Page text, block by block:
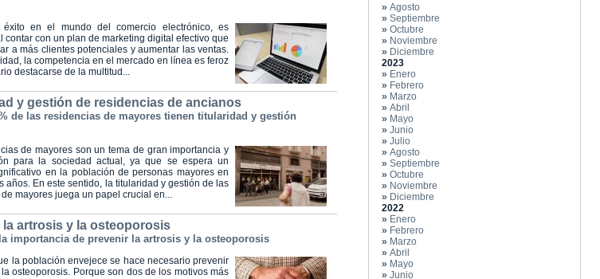
éxito en el mundo del comercio electrónico, es
contar con un plan de marketing digital efectivo que
a más clientes potenciales y aumentar las ventas.
la competencia en el mercado en línea es feroz
destacarse de la multitud...
y gestión de residencias de ancianos
de las residencias de mayores tienen titularidad y gestión
de mayores son un tema de gran importancia y
para la sociedad actual, ya que se espera un
en la población de personas mayores en
años. En este sentido, la titularidad y gestión de las
mayores juega un papel crucial en...
la artrosis y la osteoporosis
importancia de prevenir la artrosis y la osteoporosis
la población envejece se hace necesario prevenir
la osteoporosis. Porque son dos de los motivos más
» Agosto
» Septiembre
» Octubre
» Noviembre
» Diciembre
2023
» Enero
» Febrero
» Marzo
» Abril
» Mayo
» Junio
» Julio
» Agosto
» Septiembre
» Octubre
» Noviembre
» Diciembre
2022
» Enero
» Febrero
» Marzo
» Abril
» Mayo
» Junio